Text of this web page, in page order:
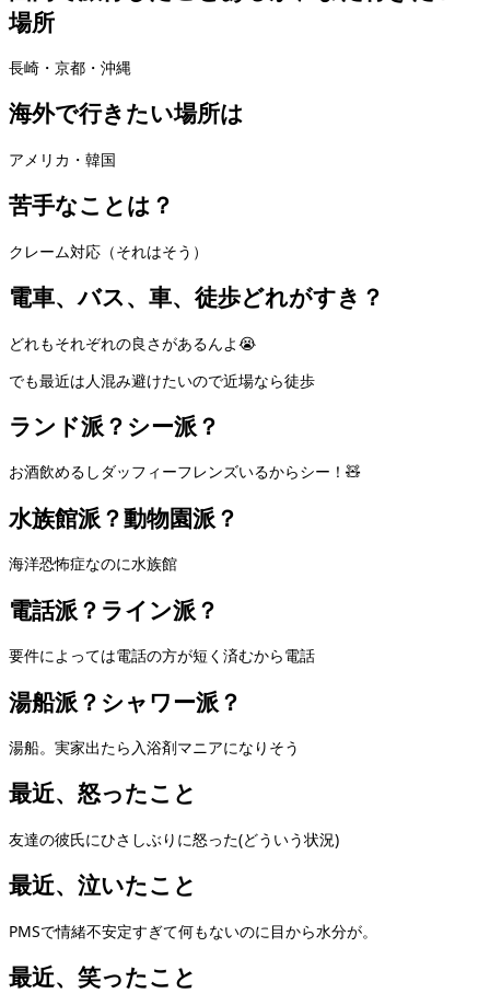
場所
長崎・京都・沖縄
海外で行きたい場所は
アメリカ・韓国
苦手なことは？
クレーム対応（それはそう）
電車、バス、車、徒歩どれがすき？
どれもそれぞれの良さがあるんよ😭
でも最近は人混み避けたいので近場なら徒歩
ランド派？シー派？
お酒飲めるしダッフィーフレンズいるからシー！🧸
水族館派？動物園派？
海洋恐怖症なのに水族館
電話派？ライン派？
要件によっては電話の方が短く済むから電話
湯船派？シャワー派？
湯船。実家出たら入浴剤マニアになりそう
最近、怒ったこと
友達の彼氏にひさしぶりに怒った(どういう状況)
最近、泣いたこと
PMSで情緒不安定すぎて何もないのに目から水分が。
最近、笑ったこと